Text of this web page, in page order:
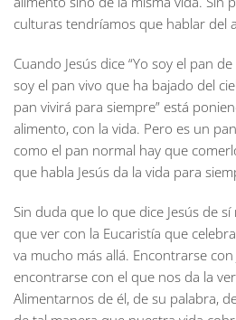
culturas tendríamos que hablar del
Cuando Jesús dice “Yo soy el pan
soy el pan vivo que ha bajado del
pan vivirá para siempre” está
alimento, con la vida. Pero es un
como el pan normal hay que
que habla Jesús da la vida para
Sin duda que lo que dice Jesús de
que ver con la Eucaristía que
va mucho más allá. Encontrarse
encontrarse con el que nos da la
Alimentarnos de él, de su palabra,